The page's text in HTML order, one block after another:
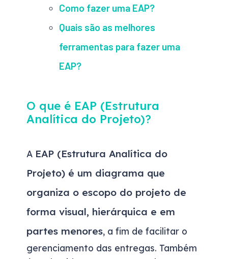
Como fazer uma EAP?
Quais são as melhores
ferramentas para fazer uma
EAP?
O que é EAP (Estrutura
Analítica do Projeto)?
A EAP (Estrutura Analítica do
Projeto) é um diagrama que
organiza o escopo do projeto de
forma visual, hierárquica e em
partes menores, a fim de facilitar o
gerenciamento das entregas. Também